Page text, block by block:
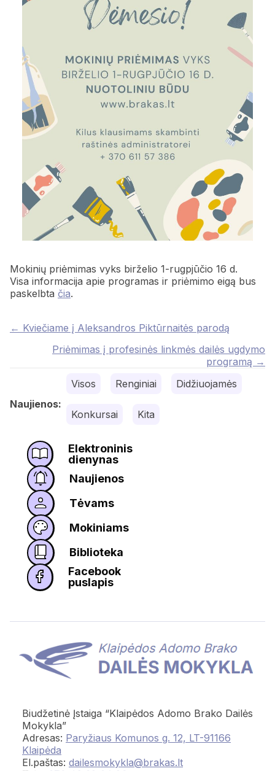
Mokinių priėmimas vyks birželio 1-rugpjūčio 16 d.
Visa informacija apie programas ir priėmimo eigą bus
paskelbta čia.
Posts
navigation
← Kviečiame į Aleksandros Piktūrnaitės parodą
Priėmimas į profesinės linkmės dailės ugdymo
programą →
Naujienos:
Visos Renginiai Didžiuojamės
Konkursai Kita
Elektroninis
dienynas
Naujienos
Tėvams
Mokiniams
Biblioteka
Facebook
puslapis
Biudžetinė Įstaiga “Klaipėdos Adomo Brako Dailės
Mokykla”
Adresas: Paryžiaus Komunos g. 12, LT-91166
Klaipėda
El.paštas: dailesmokykla@brakas.lt